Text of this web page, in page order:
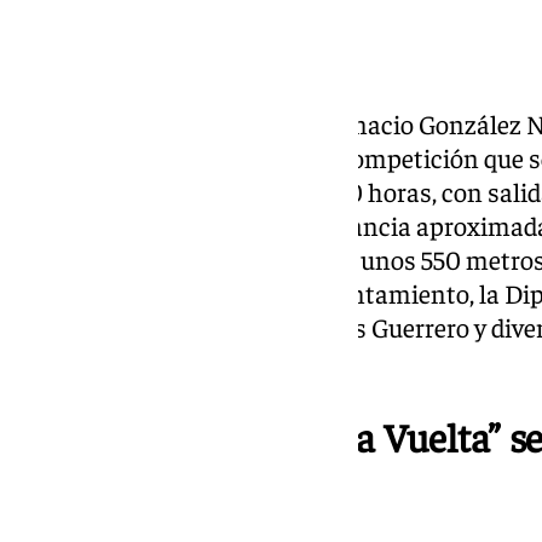
El concejal de Deportes, José Ignacio
la Media Maratón “La Vuelta”, competición
septiembre, a partir de las 09:30 horas, con
Aqualand, recorriendo una distancia
desnivel positivo acumulado de unos 550
colaboraciones, con las del Ayuntamiento, la
Andaluza de Ciclismo, Bicicletas Guerrero y
La Media Maratón “La Vuelta”